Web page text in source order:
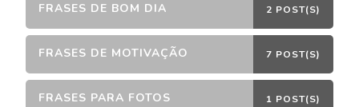
FRASES DE BOM DIA 2 POST(S)
FRASES DE MOTIVAÇÃO 7 POST(S)
FRASES PARA FOTOS 1 POST(S)